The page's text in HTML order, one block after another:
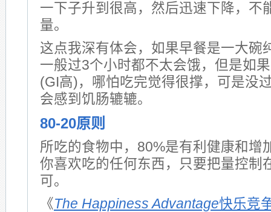
一下子升到很高，然后迅速下降，不
量。
这点我深有体会，如果早餐是一大碗
一般过3个小时都不太会饿，但是如
(GI高)，哪怕吃完觉得很撑，可是没
会感到饥肠辘辘。
80-20原则
所吃的食物中，80%是有利健康和增
你喜欢吃的任何东西，只要把量控制
可。
《The Happiness Advantage快乐竞